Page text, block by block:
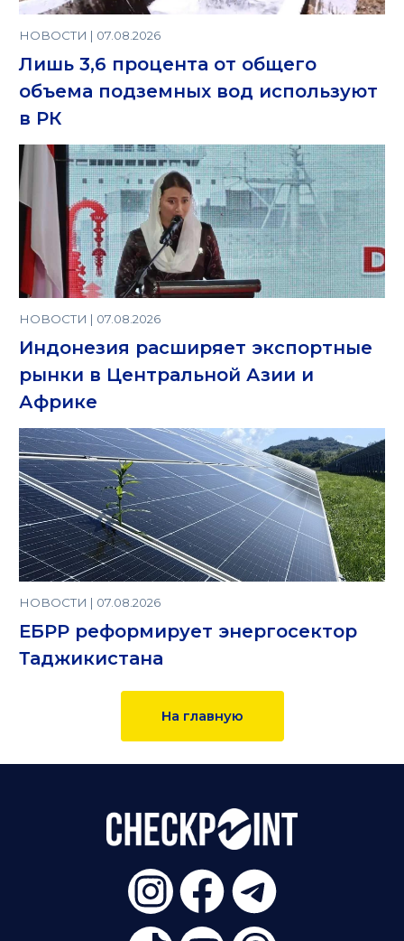
НОВОСТИ | 07.08.2026
Лишь 3,6 процента от общего
объема подземных вод используют
в РК
НОВОСТИ | 07.08.2026
Индонезия расширяет экспортные
рынки в Центральной Азии и
Африке
НОВОСТИ | 07.08.2026
ЕБРР реформирует энергосектор
Таджикистана
На главную